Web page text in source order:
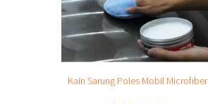
Kain Sarung Poles Mobil Microfiber